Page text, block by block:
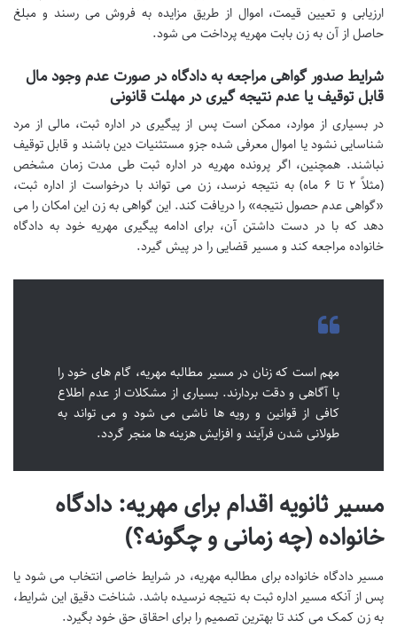
ارزیابی و تعیین قیمت، اموال از طریق مزایده به فروش می رسند و مبلغ
حاصل از آن به زن بابت مهریه پرداخت می شود.
شرایط صدور گواهی مراجعه به دادگاه در صورت عدم وجود مال
قابل توقیف یا عدم نتیجه گیری در مهلت قانونی
در بسیاری از موارد، ممکن است پس از پیگیری در اداره ثبت، مالی از مرد
شناسایی نشود یا اموال معرفی شده جزو مستثنیات دین باشند و قابل توقیف
نباشند. همچنین، اگر پرونده مهریه در اداره ثبت طی مدت زمان مشخص
(مثلاً ۲ تا ۶ ماه) به نتیجه نرسد، زن می تواند با درخواست از اداره ثبت،
«گواهی عدم حصول نتیجه» را دریافت کند. این گواهی به زن این امکان را می
دهد که با در دست داشتن آن، برای ادامه پیگیری مهریه خود به دادگاه
خانواده مراجعه کند و مسیر قضایی را در پیش گیرد.
مهم است که زنان در مسیر مطالبه مهریه، گام های خود را
با آگاهی و دقت بردارند. بسیاری از مشکلات از عدم اطلاع
کافی از قوانین و رویه ها ناشی می شود و می تواند به
طولانی شدن فرآیند و افزایش هزینه ها منجر گردد.
مسیر ثانویه اقدام برای مهریه: دادگاه
خانواده (چه زمانی و چگونه؟)
مسیر دادگاه خانواده برای مطالبه مهریه، در شرایط خاصی انتخاب می شود یا
پس از آنکه مسیر اداره ثبت به نتیجه نرسیده باشد. شناخت دقیق این شرایط،
به زن کمک می کند تا بهترین تصمیم را برای احقاق حق خود بگیرد.